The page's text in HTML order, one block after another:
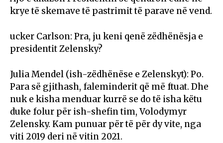
krye të skemave të pastrimit të parave në vend.
ucker Carlson: Pra, ju keni qenë zëdhënësja e
presidentit Zelensky?
Julia Mendel (ish-zëdhënëse e Zelenskyt): Po.
Para së gjithash, faleminderit që më ftuat. Dhe
nuk e kisha menduar kurrë se do të isha këtu
duke folur për ish-shefin tim, Volodymyr
Zelensky. Kam punuar për të për dy vite, nga
viti 2019 deri në vitin 2021.